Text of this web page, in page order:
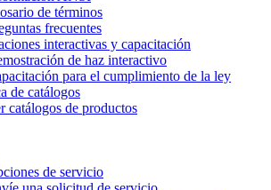
de términos
frecuentes
interactivas y capacitación
de haz interactivo
para el cumplimiento de la ley
de catálogos
catálogos de productos
de servicio